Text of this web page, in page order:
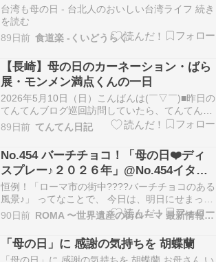
台湾も母の日 - 台北人のおいしい台湾ライフ 続き
を読む
89日前 食道楽 -くいどうらく-
【長崎】母の日のカーネーション・ばら
展・モンメン満点くんの一日
2026年5月10日（日）こんばんは(￣▽￣)■昨日の
てんてんブログ巡回訪問していたら、てんてんは
お風呂から上がって小さいフードを食べていまし
た。「てんてん トマト食べる？」と聞くと・・・
振り向きました。プチトマトを１個食べた後、お
口をふきふきして大きなフードを２個食べまし
た。…
89日前 てんてん日記
No.454 バーチチョコ！「母の日❤️ディ
スプレー♪２０２６年」@No.454イタリ
アのスーパー・バール・パスティッチェ
リアのお菓子@地元ローマ市発！ローマ
市バチカン市国 現地イタリア最新情報♪
恒例！「ローマ市の街中????バーチチョコのある
風景♪」 ってなことで、 今日は、明日にせまった
「母の日」... にほんブログ村 Copyright(C)
2023.10.01-ROMA by Kasumi.All rights
reserved.No reproductio…
90日前 ROMA 〜世界遺産の街ローマ 最新情報ふぉと ぶろぐ〜
「母の日」に 感謝の気持ちを 胡蝶蘭